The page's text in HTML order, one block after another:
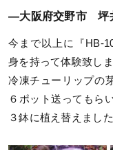
―大阪府交野市 坪
今まで以上に『HB-
身を持って体験致しま
冷凍チューリップの
６ポット送ってもら
３鉢に植え替えました